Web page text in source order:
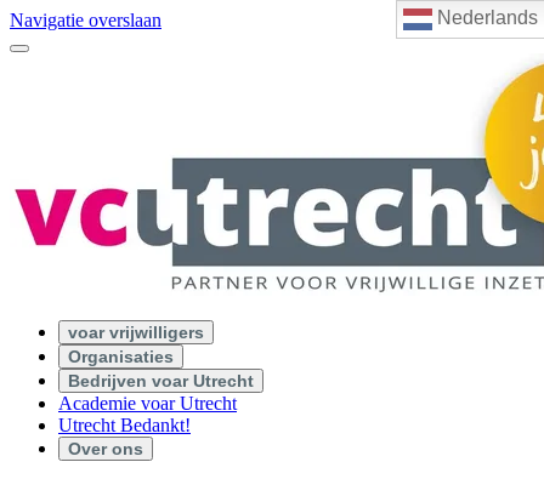
Nederlands
Navigatie overslaan
voar vrijwilligers
Organisaties
Bedrijven voar Utrecht
Academie voar Utrecht
Utrecht Bedankt!
Over ons